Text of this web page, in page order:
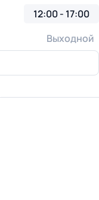
12:00 - 17:00
Выходной